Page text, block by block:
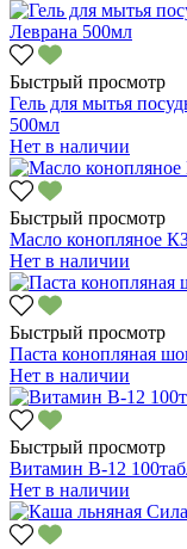
Быстрый просмотр
Гель для мытья
500мл
Нет в наличии
Быстрый просмотр
Масло конопляное
Нет в наличии
Быстрый просмотр
Паста конопляная
Нет в наличии
Быстрый просмотр
Витамин В-12
Нет в наличии